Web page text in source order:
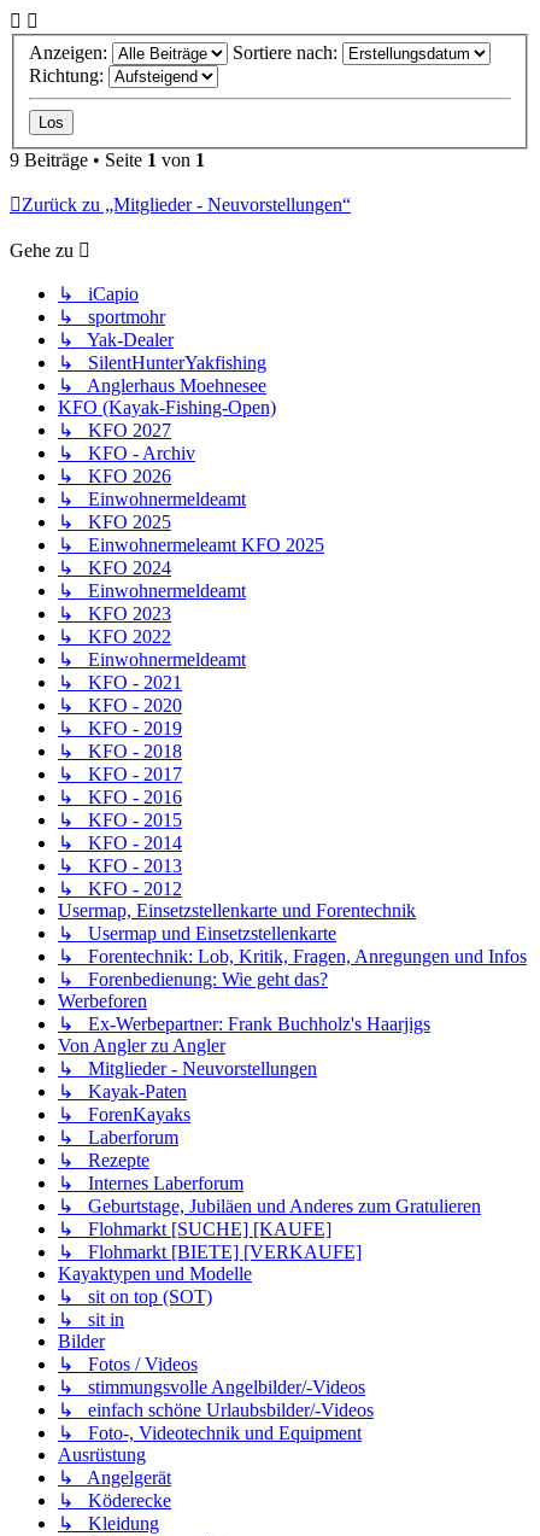
Anzeigen:
Sortiere nach:
Richtung:
9 Beiträge • Seite 1 von 1
Zurück zu „Mitglieder - Neuvorstellungen“
Gehe zu
↳ iCapio
↳ sportmohr
↳ Yak-Dealer
↳ SilentHunterYakfishing
↳ Anglerhaus Moehnesee
KFO (Kayak-Fishing-Open)
↳ KFO 2027
↳ KFO - Archiv
↳ KFO 2026
↳ Einwohnermeldeamt
↳ KFO 2025
↳ Einwohnermeleamt KFO 2025
↳ KFO 2024
↳ Einwohnermeldeamt
↳ KFO 2023
↳ KFO 2022
↳ Einwohnermeldeamt
↳ KFO - 2021
↳ KFO - 2020
↳ KFO - 2019
↳ KFO - 2018
↳ KFO - 2017
↳ KFO - 2016
↳ KFO - 2015
↳ KFO - 2014
↳ KFO - 2013
↳ KFO - 2012
Usermap, Einsetzstellenkarte und Forentechnik
↳ Usermap und Einsetzstellenkarte
↳ Forentechnik: Lob, Kritik, Fragen, Anregungen und Infos
↳ Forenbedienung: Wie geht das?
Werbeforen
↳ Ex-Werbepartner: Frank Buchholz's Haarjigs
Von Angler zu Angler
↳ Mitglieder - Neuvorstellungen
↳ Kayak-Paten
↳ ForenKayaks
↳ Laberforum
↳ Rezepte
↳ Internes Laberforum
↳ Geburtstage, Jubiläen und Anderes zum Gratulieren
↳ Flohmarkt [SUCHE] [KAUFE]
↳ Flohmarkt [BIETE] [VERKAUFE]
Kayaktypen und Modelle
↳ sit on top (SOT)
↳ sit in
Bilder
↳ Fotos / Videos
↳ stimmungsvolle Angelbilder/-Videos
↳ einfach schöne Urlaubsbilder/-Videos
↳ Foto-, Videotechnik und Equipment
Ausrüstung
↳ Angelgerät
↳ Köderecke
↳ Kleidung